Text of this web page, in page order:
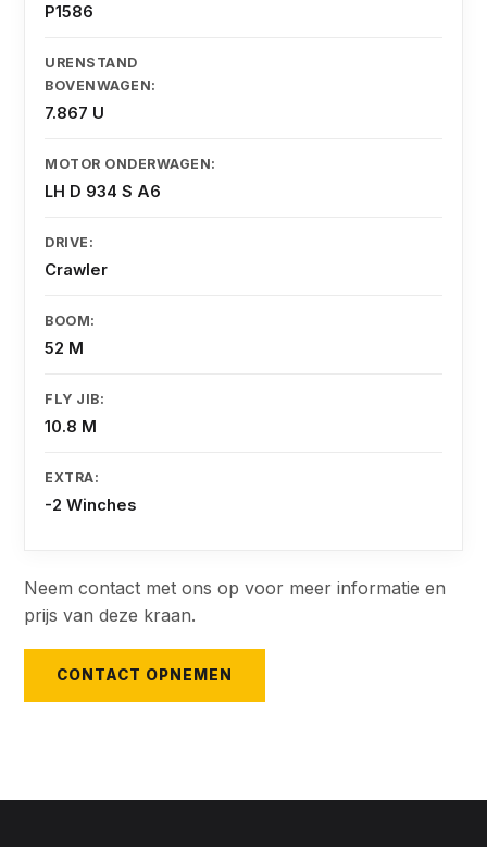
P1586
URENSTAND
BOVENWAGEN:
7.867 U
MOTOR ONDERWAGEN:
LH D 934 S A6
DRIVE:
Crawler
BOOM:
52 M
FLY JIB:
10.8 M
EXTRA:
-2 Winches
Neem contact met ons op voor meer informatie en
prijs van deze kraan.
CONTACT OPNEMEN